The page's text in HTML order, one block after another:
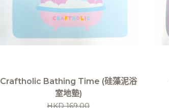
Craftholic Bathing Time (硅藻泥浴
室地墊)
HKD 169.00